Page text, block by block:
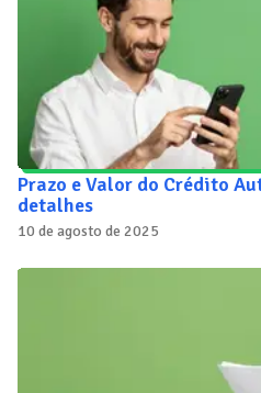
Prazo e Valor do Crédito
detalhes
10 de agosto de 2025